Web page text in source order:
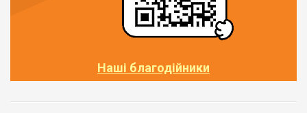
Наші благодійники